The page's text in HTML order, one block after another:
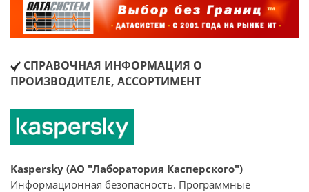
СПРАВОЧНАЯ ИНФОРМАЦИЯ О
ПРОИЗВОДИТЕЛЕ, АССОРТИМЕНТ
Kaspersky (АО "Лаборатория Касперского")
Информационная безопасность. Программные